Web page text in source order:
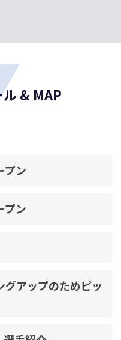
& MAP
プン
プン
グアップのためピッ